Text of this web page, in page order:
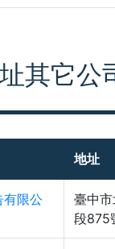
其它公
地址
有限公
臺中
段875